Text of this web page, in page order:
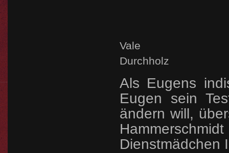
Vale
Durchholz
Als Eugens
Eugen sein
ändern will,
Dienstmädchen